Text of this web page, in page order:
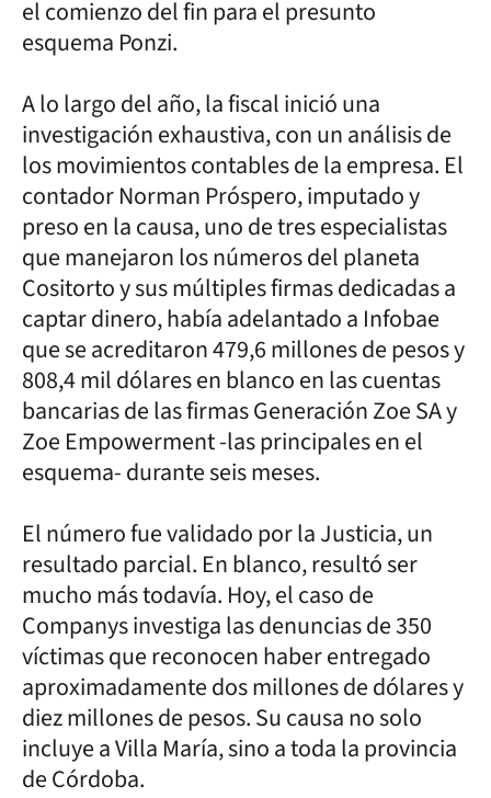
el comienzo del fin para el presunto
esquema Ponzi.
A lo largo del año, la fiscal inició una
investigación exhaustiva, con un análisis de
los movimientos contables de la empresa. El
contador Norman Próspero, imputado y
preso en la causa, uno de tres especialistas
que manejaron los números del planeta
Cositorto y sus múltiples firmas dedicadas a
captar dinero, había adelantado a Infobae
que se acreditaron 479,6 millones de pesos y
808,4 mil dólares en blanco en las cuentas
bancarias de las firmas Generación Zoe SA y
Zoe Empowerment -las principales en el
esquema- durante seis meses.
El número fue validado por la Justicia, un
resultado parcial. En blanco, resultó ser
mucho más todavía. Hoy, el caso de
Companys investiga las denuncias de 350
víctimas que reconocen haber entregado
aproximadamente dos millones de dólares y
diez millones de pesos. Su causa no solo
incluye a Villa María, sino a toda la provincia
de Córdoba.